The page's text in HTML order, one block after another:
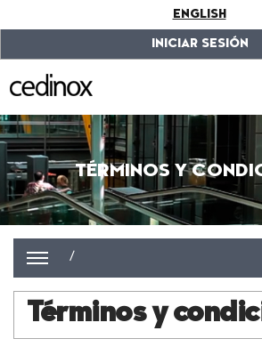
label.access.jump.content???
???
label.access.jump.header???
label.access.jump.footer???
???
label.access.jump.menu???
ENGLISH
INICIAR SESIÓN
TÉRMINOS Y
/
Términos y